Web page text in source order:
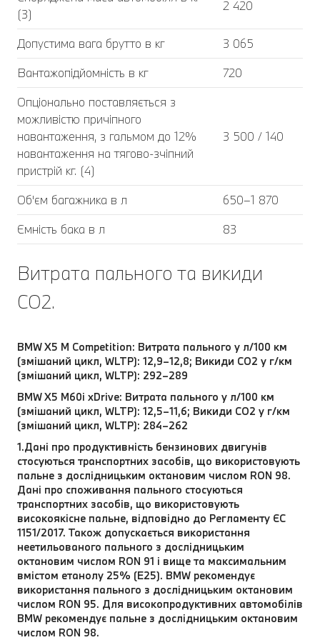
(3)
2 420
Допустима вага брутто в кг
3 065
Вантажопідйомність в кг
720
Опціонально поставляється з
можливістю причіпного
навантаження, з гальмом до 12%
навантаження на тягово-зчіпний
пристрій кг. (4)
3 500 / 140
Об'єм багажника в л
650–1 870
Ємність бака в л
83
Витрата пального та викиди
CO2.
BMW X5 M Competition: Витрата пального у л/100 км
(змішаний цикл, WLTP): 12,9–12,8; Викиди CO2 у г/км
(змішаний цикл, WLTP): 292–289
BMW X5 M60i xDrive: Витрата пального у л/100 км
(змішаний цикл, WLTP): 12,5–11,6; Викиди CO2 у г/км
(змішаний цикл, WLTP): 284–262
1.Дані про продуктивність бензинових двигунів
стосуються транспортних засобів, що використовують
пальне з дослідницьким октановим числом RON 98.
Дані про споживання пального стосуються
транспортних засобів, що використовують
високоякісне пальне, відповідно до Регламенту ЄС
1151/2017. Також допускається використання
неетильованого пального з дослідницьким
октановим числом RON 91 і вище та максимальним
вмістом етанолу 25% (E25). BMW рекомендує
використання пального з дослідницьким октановим
числом RON 95. Для високопродуктивних автомобілів
BMW рекомендує пальне з дослідницьким октановим
числом RON 98.